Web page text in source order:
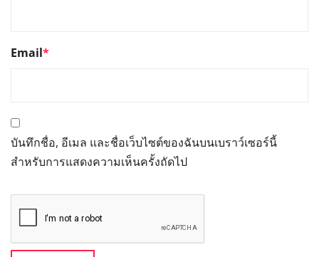
Email*
บันทึกชื่อ, อีเมล และชื่อเว็บไซต์ของฉันบนเบราว์เซอร์นี้
สำหรับการแสดงความเห็นครั้งถัดไป